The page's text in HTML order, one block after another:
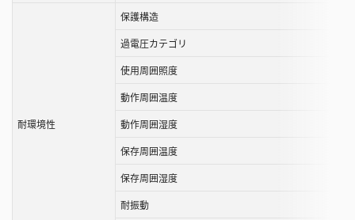
耐環境性
保護構造
過電圧カテゴリ
使用周囲照度
動作周囲温度
動作周囲湿度
保存周囲温度
保存周囲湿度
耐振動